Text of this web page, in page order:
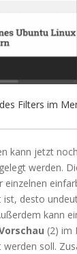
Filters im
kann jetzt
werden.
ist, desto
kann
(2) im
soll.